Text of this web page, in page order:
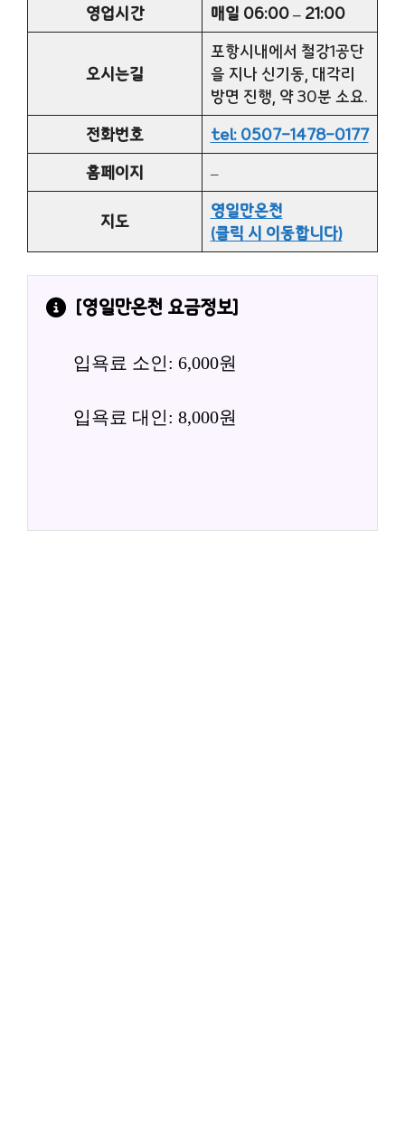
영업시간
매일 06:00 – 21:00
오시는길
포항시내에서 철강1공단
을 지나 신기동, 대각리
방면 진행, 약 30분 소요.
전화번호
tel: 0507-1478-0177
홈페이지
–
지도
영일만온천
(클릭 시 이동합니다)
[영일만온천 요금정보]
입욕료 소인: 6,000원
입욕료 대인: 8,000원